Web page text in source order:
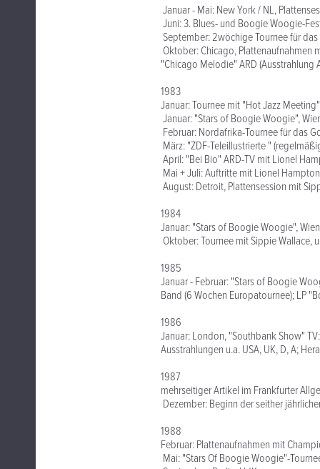
Januar - Mai: New York / NL,
Juni: 3. Blues- und Boogie Woogie-
September: 2wöchige Tournee für
Oktober: Chicago, Plattenaufnahmen
"Chicago Melodie" ARD (Ausstrahlung
1983
Januar: Tournee mit "Hot Jazz
Januar: "Stars of Boogie Woogie",
Februar: Nordafrika-Tournee für das
März: "ZDF-Teleillustrierte "
April: "Bei Bio" ARD-TV mit Lionel
Mai + Juli: Auftritte mit Lionel
August: Detroit, Plattensession mit
1984
Januar: "Stars of Boogie Woogie",
Oktober: Tournee mit Sippie Wallace,
1985
Januar - Februar: "Stars of Boogie
Band (6 Wochen Europatournee); LP
1986
Januar: London, "Southbank Show"
Ausstrahlungen u.a. USA, UK, D, A;
1987
mehrseitiger Artikel im Frankfurter
Dezember: Beginn der seither
1988
Februar: Plattenaufnahmen mit
Mai: "Stars Of Boogie Woogie"-